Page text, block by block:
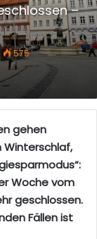
–
575
gehen
Winterschlaf,
Woche vom
geschlossen.
Fällen ist